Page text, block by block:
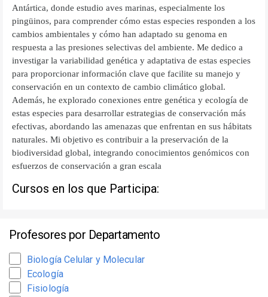
Antártica, donde estudio aves marinas, especialmente los
pingüinos, para comprender cómo estas especies responden a los
cambios ambientales y cómo han adaptado su genoma en
respuesta a las presiones selectivas del ambiente. Me dedico a
investigar la variabilidad genética y adaptativa de estas especies
para proporcionar información clave que facilite su manejo y
conservación en un contexto de cambio climático global.
Además, he explorado conexiones entre genética y ecología de
estas especies para desarrollar estrategias de conservación más
efectivas, abordando las amenazas que enfrentan en sus hábitats
naturales. Mi objetivo es contribuir a la preservación de la
biodiversidad global, integrando conocimientos genómicos con
esfuerzos de conservación a gran escala
Cursos en los que Participa:
Profesores por Departamento
Biología Celular y Molecular
Ecología
Fisiología